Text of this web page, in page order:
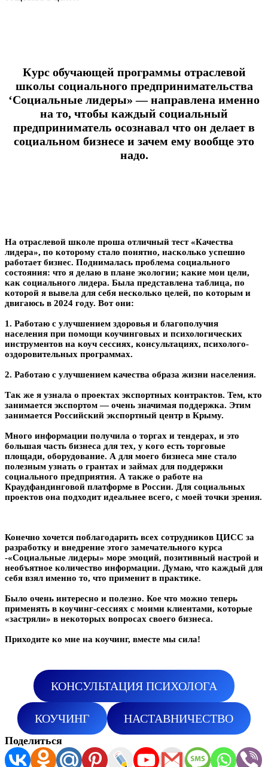
Курс обучающей программы отраслевой
школы социального предпринимательства
‘Социальные лидеры» — направлена именно
на то, чтобы каждый социальный
предприниматель осознавал что он делает в
социальном бизнесе и зачем ему вообще это
надо.
На отраслевой школе проша отличный тест «Качества
лидера», по которому стало понятно, насколько успешно
работает бизнес. Поднималась проблема социального
состояния: что я делаю в плане экологии; какие мои цели,
как социального лидера. Была представлена таблица, по
которой я вывела для себя несколько целей, по которым и
двигаюсь в 2024 году. Вот они:
1. Работаю с улучшением здоровья и благополучия
населения при помощи коучинговых и психологических
инструментов на коуч сессиях, консультациях, психолого-
оздоровительных программах.
2. Работаю с улучшением качества образа жизни населения.
Так же я узнала о проектах экспортных контрактов. Тем, кто
занимается экспортом — очень значимая поддержка. Этим
занимается Российский экспортный центр в Крыму.
Много информации получила о торгах и тендерах, и это
большая часть бизнеса для тех, у кого есть торговые
площади, оборудование. А для моего бизнеса мне стало
полезным узнать о грантах и займах для поддержки
социального предприятия. А также о работе на
Краудфандинговой платформе в России. Для социальных
проектов она подходит идеальнее всего, с моей точки зрения.
Конечно хочется поблагодарить всех сотрудников ЦИСС за
разработку и внедрение этого замечательного курса
-«Социальные лидеры» море эмоций, позитивный настрой и
необъятное количество информации. Думаю, что каждый для
себя взял именно то, что применит в практике.
Было очень интересно и полезно. Кое что можно теперь
применять в коучинг-сессиях с моими клиентами, которые
«застряли» в некоторых вопросах своего бизнеса.
Приходите ко мне на коучинг, вместе мы сила!
КОНСУЛЬТАЦИЯ ПСИХОЛОГА
КОУЧИНГ НАСТАВНИЧЕСТВО
Поделиться